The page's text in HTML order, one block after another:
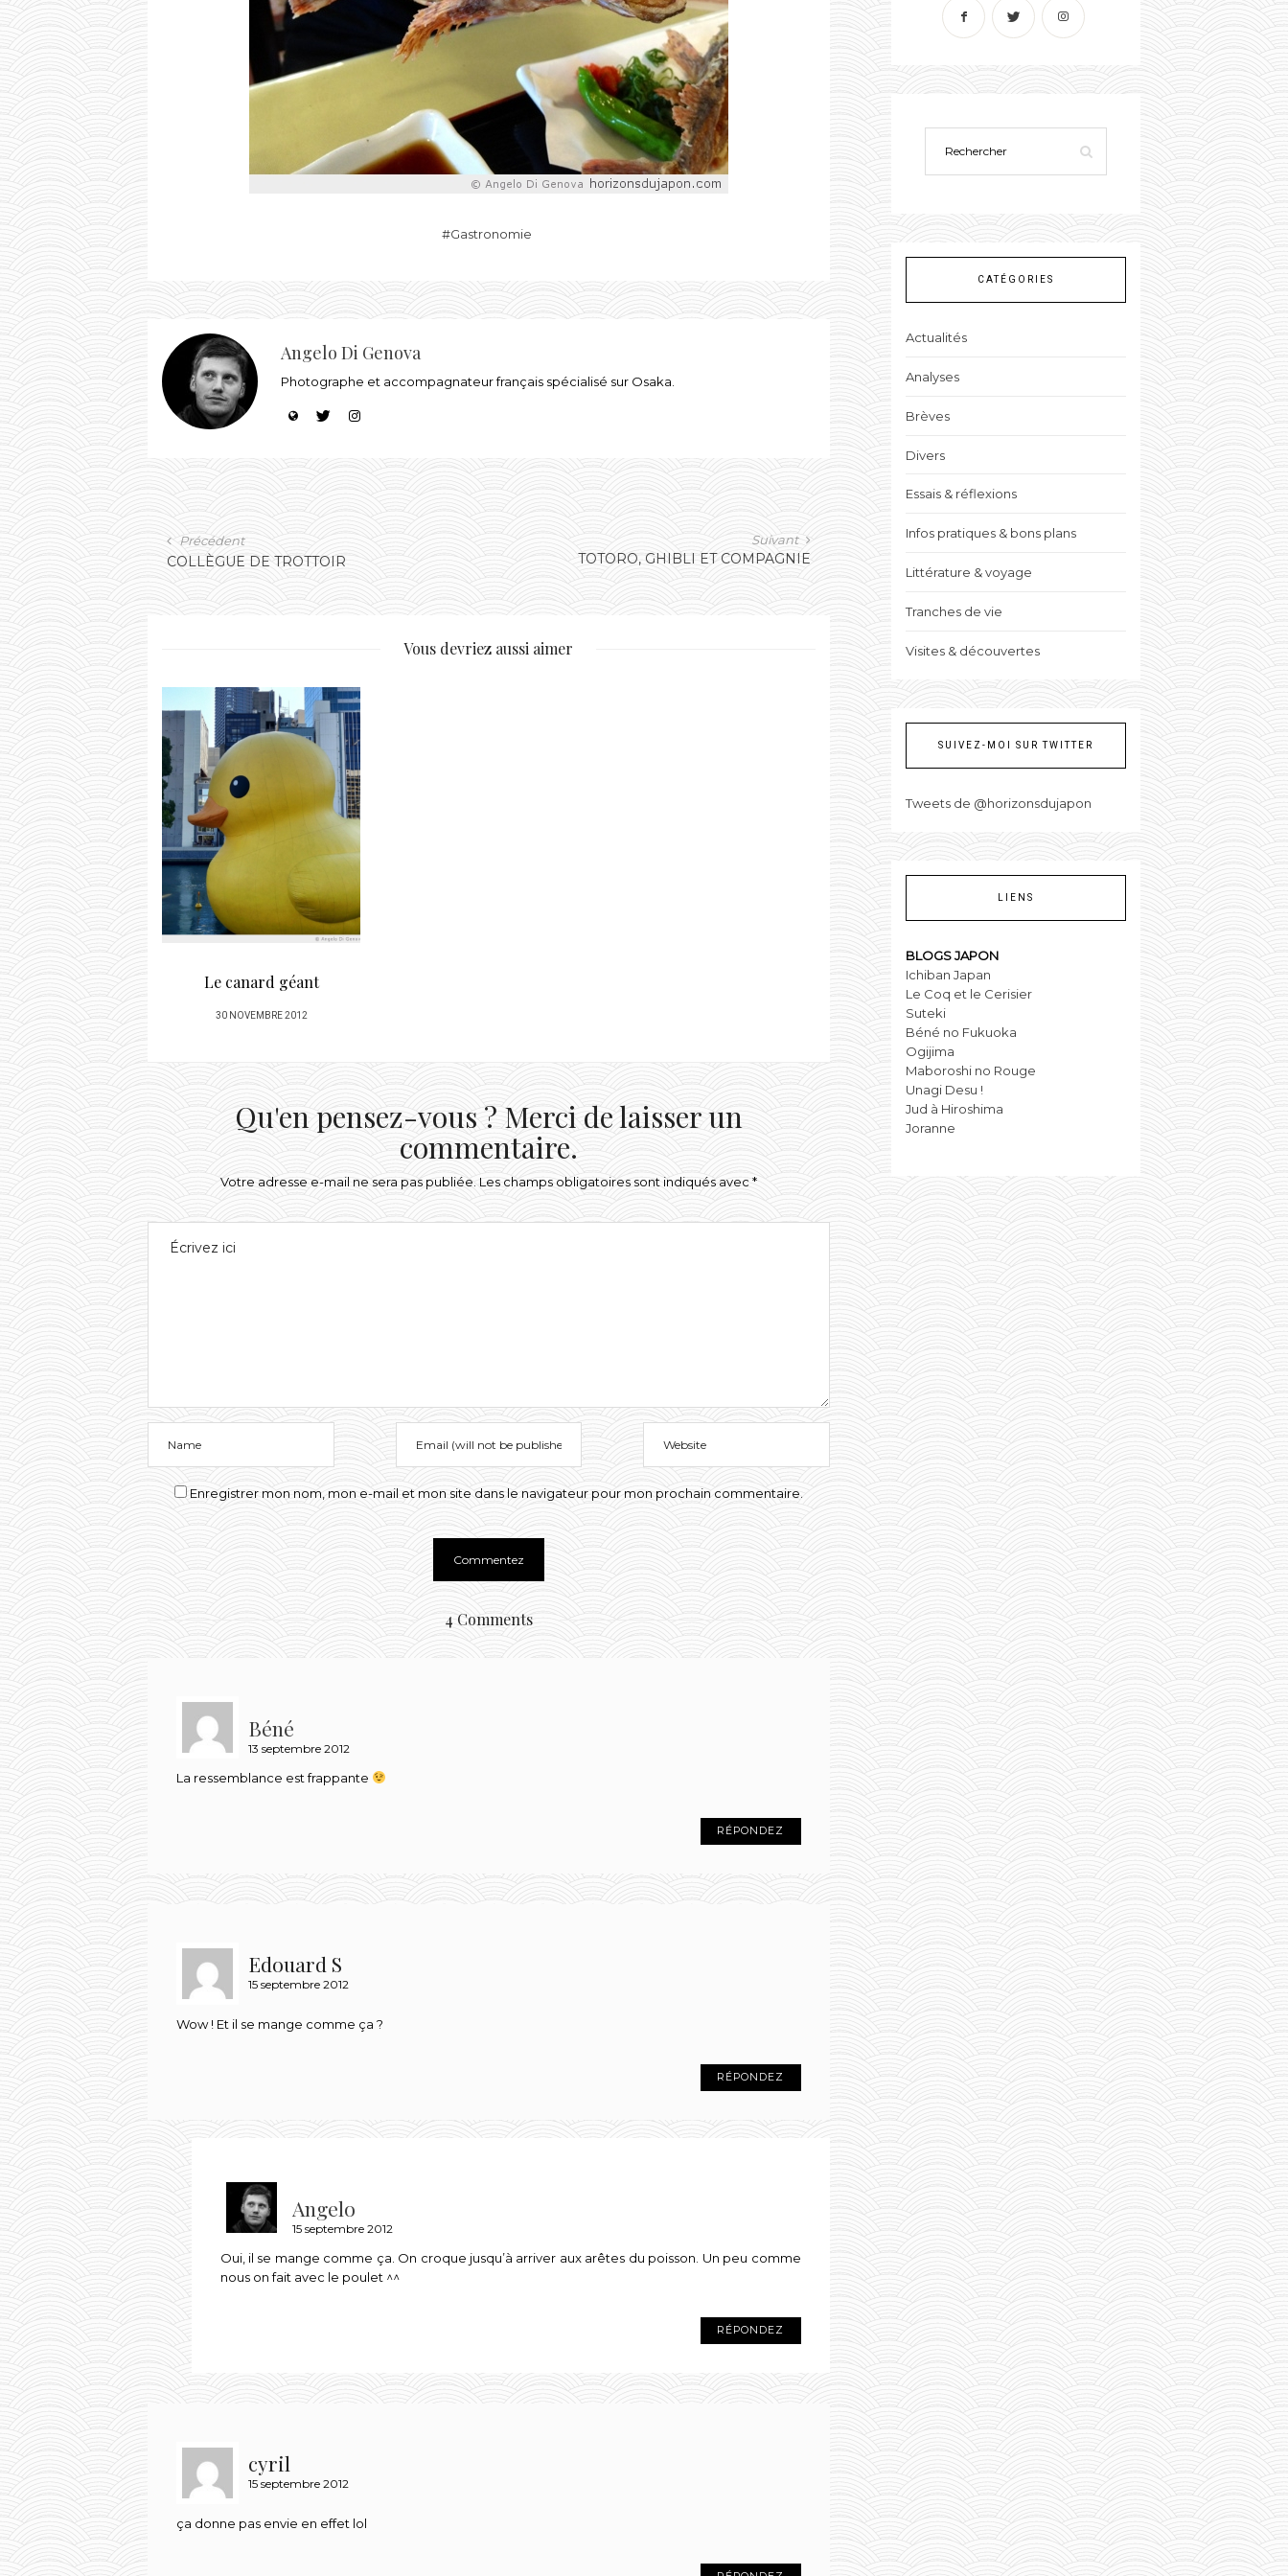
Gastronomie
Angelo Di Genova
Photographe et accompagnateur français spécialisé sur Osaka.
Précédent
COLLÈGUE DE TROTTOIR
Suivant
TOTORO, GHIBLI ET COMPAGNIE
Vous devriez aussi aimer
Le canard géant
POSTED
30 NOVEMBRE 2012
Qu'en pensez-vous ? Merci de laisser un
commentaire.
Votre adresse e-mail ne sera pas publiée. Les champs obligatoires sont indiqués avec *
Enregistrer mon nom, mon e-mail et mon site dans le navigateur pour mon prochain commentaire.
4 Comments
Béné
13 septembre 2012
La ressemblance est frappante
RÉPONDEZ
Edouard S
15 septembre 2012
Wow ! Et il se mange comme ça ?
RÉPONDEZ
Angelo
15 septembre 2012
Oui, il se mange comme ça. On croque jusqu’à arriver aux arêtes du poisson. Un peu comme
nous on fait avec le poulet ^^
RÉPONDEZ
cyril
15 septembre 2012
ça donne pas envie en effet lol
CATÉGORIES
Actualités
Analyses
Brèves
Divers
Essais & réflexions
Infos pratiques & bons plans
Littérature & voyage
Tranches de vie
Visites & découvertes
SUIVEZ-MOI SUR TWITTER
Tweets de @horizonsdujapon
LIENS
BLOGS JAPON
Ichiban Japan
Le Coq et le Cerisier
Suteki
Béné no Fukuoka
Ogijima
Maboroshi no Rouge
Unagi Desu !
Jud à Hiroshima
Joranne